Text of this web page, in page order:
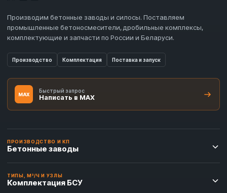
Производим бетонные заводы и силосы. Поставляем
промышленные бетоносмесители, дробильные комплексы,
комплектующие и запчасти по России и Беларуси.
Производство Комплектация Поставка и запуск
MAX
Быстрый запрос
Написать в MAX
ПРОИЗВОДСТВО И КП
Бетонные заводы
ТИПЫ, М³/Ч И УЗЛЫ
Комплектация БСУ